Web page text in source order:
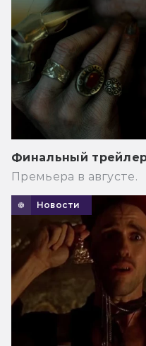
Финальный
Премьера в августе.
Новости